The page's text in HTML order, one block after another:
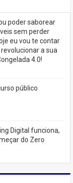
poder saborear
​​sem perder
eu vou te contar
a sua
4.0!
público
Digital funciona,
do Zero